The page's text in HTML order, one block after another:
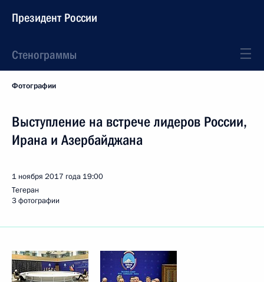
Президент России
Стенограммы
Фотографии
Выступление на встрече лидеров России,
Ирана и Азербайджана
1 ноября 2017 года 19:00
Тегеран
3 фотографии